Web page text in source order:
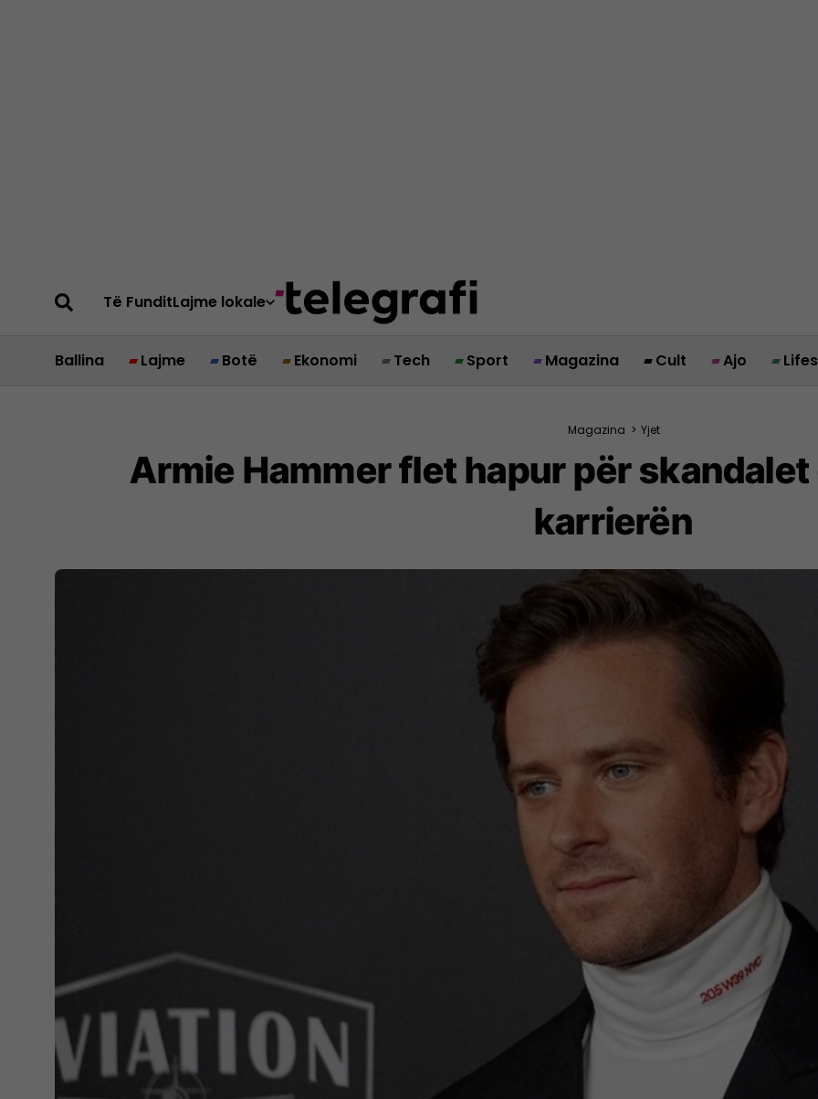
Të FunditLajme lokale
Ballina Lajme Botë Ekonomi Tech Sport Magazina Cult Ajo
Magazina > Yjet
Armie Hammer flet hapur për
karrierën